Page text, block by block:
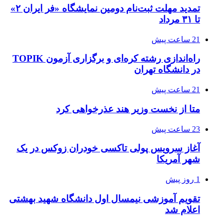
تمدید مهلت ثبت‌نام دومین نمایشگاه «فر ایران ۲»
تا ۳۱ مرداد
21 ساعت پیش
راه‌اندازی رشته کره‌ای و برگزاری آزمون TOPIK
در دانشگاه تهران
21 ساعت پیش
متا از نخست وزیر هند عذرخواهی کرد
23 ساعت پیش
آغاز سرویس پولی تاکسی خودران زوکس در یک
شهر آمریکا
1 روز پیش
تقویم آموزشی نیمسال اول دانشگاه شهید بهشتی
اعلام شد